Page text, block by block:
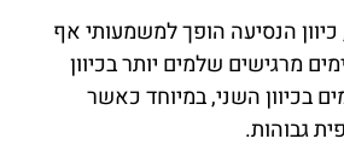
הנסיעה הופך למשמעותי אף
מרגישים שלמים יותר בכיוון
בכיוון השני, במיוחד כאשר
גבוהות.